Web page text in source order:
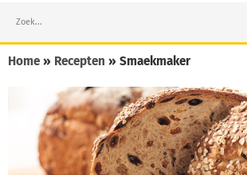
Search
Home » Recepten » Smaekmaker